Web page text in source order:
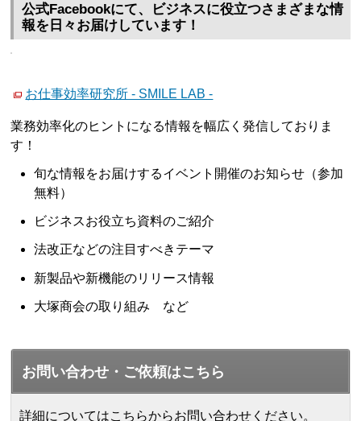
公式Facebookにて、ビジネスに役立つさまざまな情
報を日々お届けしています！
お仕事効率研究所 - SMILE LAB -
業務効率化のヒントになる情報を幅広く発信しておりま
す！
旬な情報をお届けするイベント開催のお知らせ（参加
無料）
ビジネスお役立ち資料のご紹介
法改正などの注目すべきテーマ
新製品や新機能のリリース情報
大塚商会の取り組み など
お問い合わせ・ご依頼はこちら
詳細についてはこちらからお問い合わせください。